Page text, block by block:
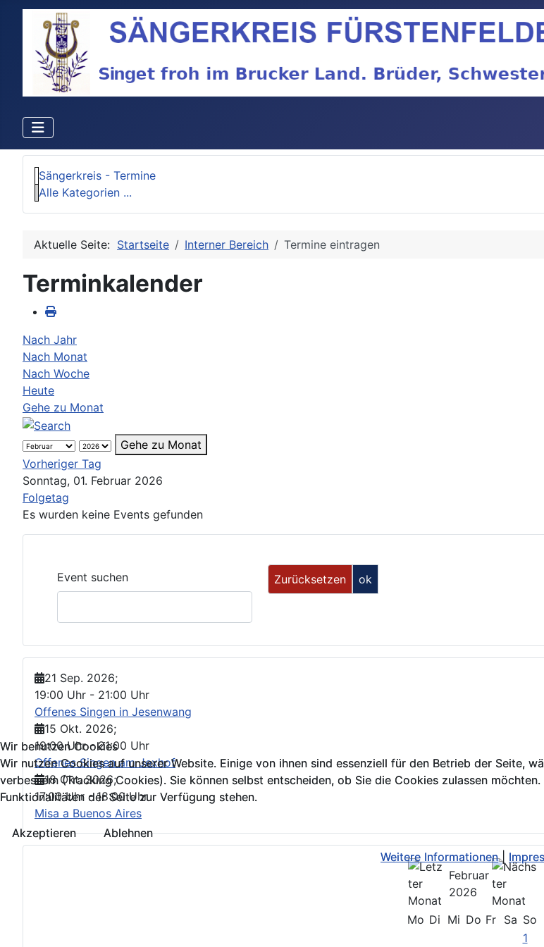
Sängerkreis - Termine
Alle Kategorien ...
Aktuelle Seite: Startseite Interner Bereich Termine eintragen
Terminkalender
Nach Jahr
Nach Monat
Nach Woche
Heute
Gehe zu Monat
Gehe zu Monat
Vorheriger Tag
Sonntag, 01. Februar 2026
Folgetag
Es wurden keine Events gefunden
Event suchen
Wir benutzen Cookies
Wir nutzen Cookies auf unserer Website. Einige von ihnen sind essenziell für den Betrieb der Seite,
verbessern (Tracking Cookies). Sie können selbst entscheiden, ob Sie die Cookies zulassen
Funktionalitäten der Seite zur Verfügung stehen.
Akzeptieren
Ablehnen
Weitere Informationen|
21 Sep. 2026;
19:00 Uhr - 21:00 Uhr
Offenes Singen in Jesenwang
15 Okt. 2026;
19:00 Uhr-21:00 Uhr
Offenes Singen am Jexhof
18 Okt. 2026;
17:00 Uhr -18:00 Uhr
Misa a Buenos Aires
Februar
2026
Mo Di Mi Do Fr Sa So
1
Wir benutzen Cookies
Wir nutzen Cookies auf unserer Website. Einige von ihnen sind essenziell für den Betrieb der Seite,
verbessern (Tracking Cookies). Sie können selbst entscheiden, ob Sie die Cookies zulassen
Funktionalitäten der Seite zur Verfügung stehen.
Akzeptieren
Ablehnen
Weitere Informationen|